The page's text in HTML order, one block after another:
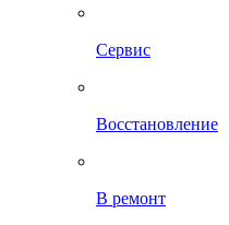
Сервис
Восстановление
В ремонт